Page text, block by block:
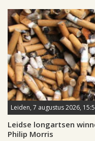
Leiden, 7 augustus 2026,
Leidse longartsen
Philip Morris